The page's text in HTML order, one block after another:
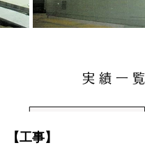
実 績 一 覧
【工事】